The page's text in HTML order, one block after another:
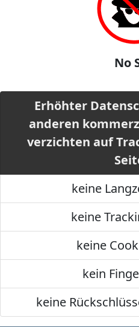
No
Erhöhter
anderen
verzichten auf
keine
keine
keine
kein
keine